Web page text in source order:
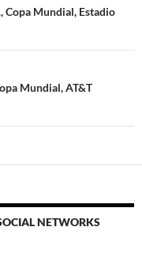
Copa Mundial, Estadio
Mundial, AT&T
NETWORKS